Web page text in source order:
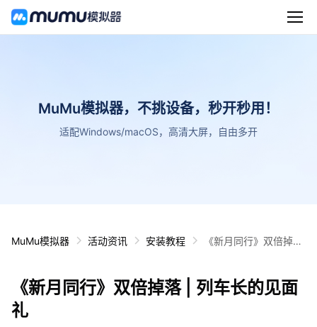
MuMu模拟器，不挑设备，秒开秒用！
适配Windows/macOS，高清大屏，自由多开
MuMu模拟器 活动资讯 安装教程
《新月同行》双倍掉落
《新月同行》双倍掉落 | 列车长的见面
礼